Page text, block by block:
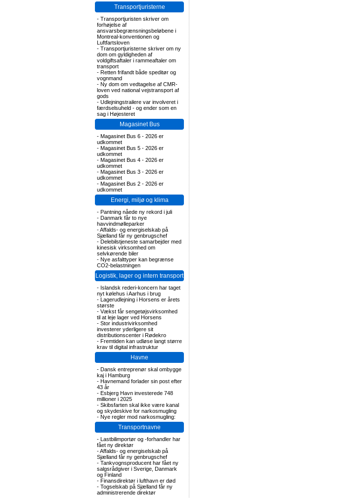
Transportjuristerne
- Transportjuristen skriver om
forhøjelse af
ansvarsbegrænsningsbeløbene i
Montreal-konventionen og
Luftfartsloven
- Transportjuristerne skriver om ny
dom om gyldigheden af
voldgiftsaftaler i rammeaftaler om
transport
- Retten frifandt både speditør og
vognmand
- Ny dom om vedtagelse af CMR-
loven ved national vejstransport af
gods
- Udlejningstrailere var involveret i
færdselsuheld - og ender som en
sag i Højesteret
Magasinet Bus
- Magasinet Bus 6 - 2026 er
udkommet
- Magasinet Bus 5 - 2026 er
udkommet
- Magasinet Bus 4 - 2026 er
udkommet
- Magasinet Bus 3 - 2026 er
udkommet
- Magasinet Bus 2 - 2026 er
udkommet
Energi, miljø og klima
- Pantning nåede ny rekord i juli
- Danmark får to nye
havvindmølleparker
-Affalds- og energiselskab på
Sjælland får ny genbrugschef
- Delebilstjeneste samarbejder med
kinesisk virksomhed om
selvkørende biler
- Nye asfalttyper kan begrænse
CO2-belastningen
Logistik, lager og intern transport
- Islandsk rederi-koncern har taget
nyt kølehus i Aarhus i brug
- Lagerudlejning i Horsens er årets
største
- Vækst får sengetøjsvirksomhed
til at leje lager ved Horsens
- Stor industrivirksomhed
investerer yderligere sit
distributionscenter i Rødekro
- Fremtiden kan udløse langt større
krav til digital infrastruktur
Havne
- Dansk entreprenør skal ombygge
kaj i Hamburg
- Havnemand forlader sin post efter
43 år
- Esbjerg Havn investerede 748
millioner i 2025
- Skibsfarten skal ikke være kanal
og skydeskive for narkosmugling
- Nye regler mod narkosmugling:
Transportnavne
- Lastbilimportør og -forhandler har
fået ny direktør
-Affalds- og energiselskab på
Sjælland får ny genbrugschef
- Tankvognsproducent har fået ny
salgsrådgiver i Sverige, Danmark
og Finland
- Finansdirektør i lufthavn er død
- Togselskab på Sjælland får ny
administrerende direktør